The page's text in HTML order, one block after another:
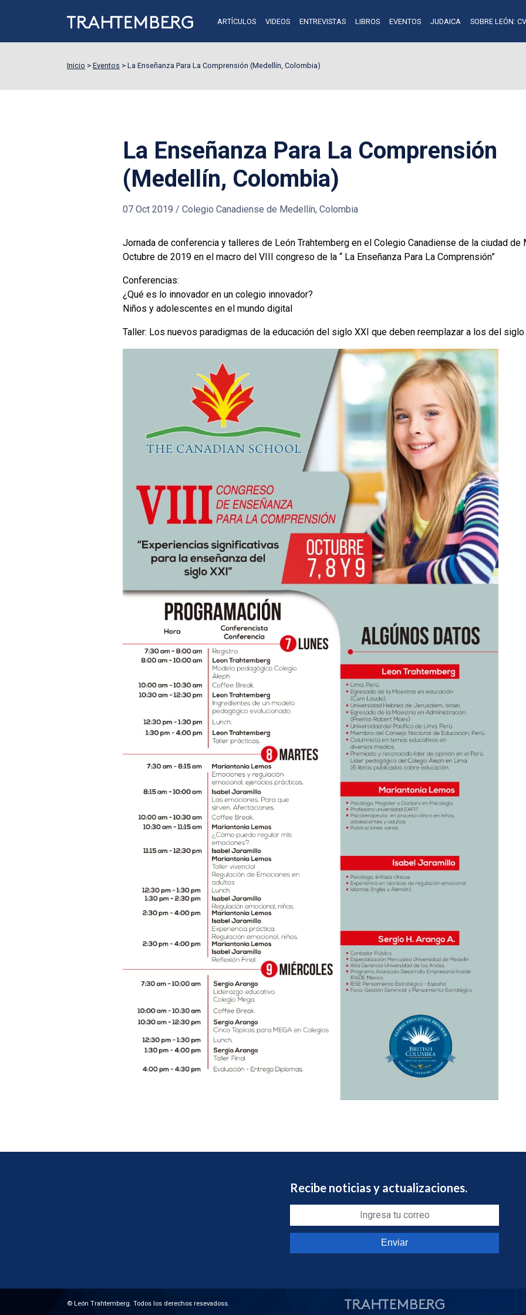
ARTÍCULOS VIDEOS ENTREVISTAS LIBROS EVENTOS JUDAICA SOBRE LEÓN:
Inicio > Eventos > La Enseñanza Para La Comprensión (Medellín, Colombia)
La Enseñanza Para La Comprensión
(Medellín, Colombia)
07 Oct 2019 / Colegio Canadiense de Medellín, Colombia
Jornada de conferencia y talleres de León Trahtemberg en el Colegio Canadiense de la ciudad de
Octubre de 2019 en el macro del VIII congreso de la “ La Enseñanza Para La Comprensión”
Conferencias:
¿Qué es lo innovador en un colegio innovador?
Niños y adolescentes en el mundo digital
Taller: Los nuevos paradigmas de la educación del siglo XXI que deben reemplazar a los del siglo
Recibe noticias y actualizaciones.
© León Trahtemberg. Todos los derechos resevadoss.